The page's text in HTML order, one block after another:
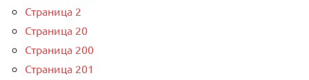
Страница 2
Страница 20
Страница 200
Страница 201